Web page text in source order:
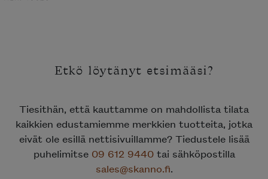
Etkö löytänyt etsimääsi?
Tiesithän, että kauttamme on mahdollista tilata
kaikkien edustamiemme merkkien tuotteita, jotka
eivät ole esillä nettisivuillamme? Tiedustele lisää
puhelimitse 09 612 9440tai sähköpostilla
sales@skanno.fi.